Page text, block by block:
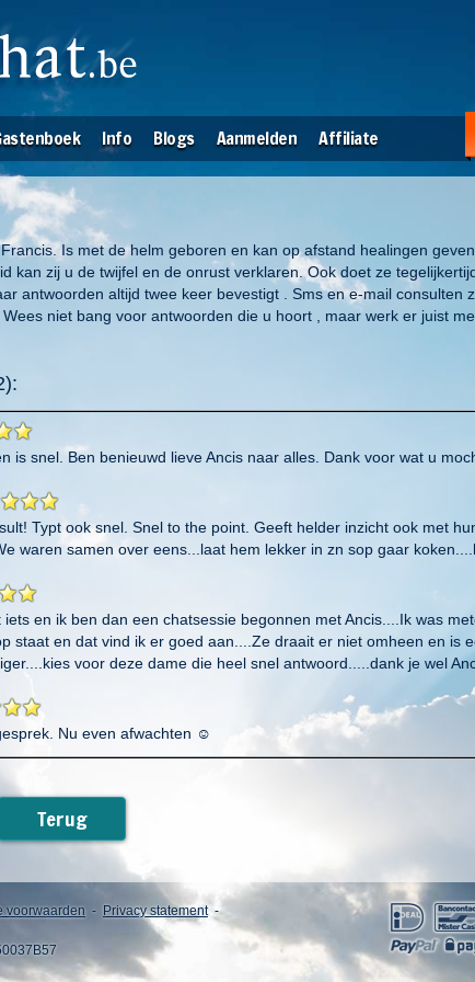
Info Blogs Aanmelden Affiliate
Is met de helm geboren en kan op afstand healingen
kan zij u de twijfel en de onrust verklaren. Ook doet ze
antwoorden altijd twee keer bevestigt . Sms en e-mail consulten
niet bang voor antwoorden die u hoort , maar werk er juist
is snel. Ben benieuwd lieve Ancis naar alles. Dank voor wat u
Typt ook snel. Snel to the point. Geeft helder inzicht ook met
waren samen over eens...laat hem lekker in zn sop gaar
en ik ben dan een chatsessie begonnen met Ancis....Ik was
staat en dat vind ik er goed aan....Ze draait er niet omheen en is
voor deze dame die heel snel antwoord.....dank je wel
Nu even afwachten ☺️
chatsessie gehad en echt ongelooflijk wat deze vrouw allemaal
tijd,heel duidelijk is Francis,zegt hoe het is en wat er komt,dank
Terug
voorwaarden - Privacy statement-